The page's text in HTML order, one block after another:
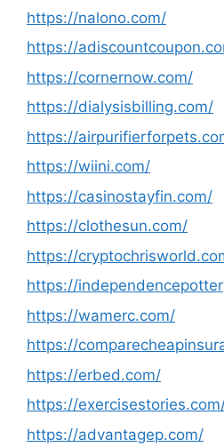
https://nalono.com/
https://
https://cornernow.com/
https://dialysisbilling.com/
https://
https://wiini.com/
https://casinostayfin.com/
https://clothesun.com/
https://
https://
https://wamerc.com/
https://
https://erbed.com/
https://
https://advantagep.com/